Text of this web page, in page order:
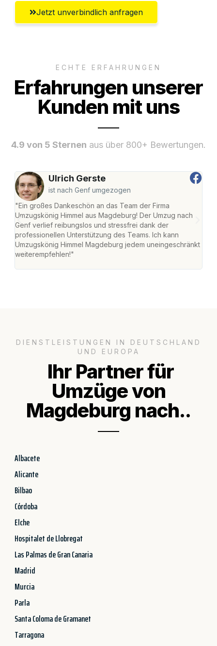
Jetzt unverbindlich anfragen
ECHTE ERFAHRUNGEN
Erfahrungen unserer
Kunden mit uns
4.9 von 5 Sternen aus über 800+ Bewertungen.
Ulrich Gerste
ist nach Genf umgezogen
"Ein großes Dankeschön an das Team der Firma
Umzugskönig Himmel aus Magdeburg! Der Umzug nach
Genf verlief reibungslos und stressfrei dank der
professionellen Unterstützung des Teams. Ich kann
Umzugskönig Himmel Magdeburg jedem uneingeschränkt
weiterempfehlen!"
DIENSTLEISTUNGEN IN DEUTSCHLAND
UND EUROPA
Ihr Partner für
Umzüge von
Magdeburg nach..
Albacete
Alicante
Bilbao
Córdoba
Elche
Hospitalet de Llobregat
Las Palmas de Gran Canaria
Madrid
Murcia
Parla
Santa Coloma de Gramanet
Tarragona